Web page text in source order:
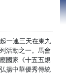
一連三天在東九
活動之一。馬會
國家《十五五規
揚中華優秀傳統